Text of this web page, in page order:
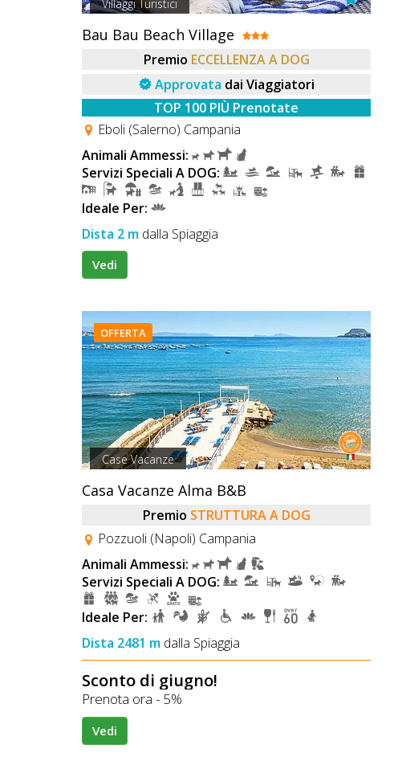
Registrati Villaggi Turistici
Bau Bau Beach Village
Premio ECCELLENZA A DOG
Approvata dai Viaggiatori
TOP 100 PIÙ Prenotate
Eboli (Salerno) Campania
Animali Ammessi:
Servizi Speciali A DOG:
Ideale Per:
Dista 2 m dalla Spiaggia
Vedi
OFFERTA
Case Vacanze
Casa Vacanze Alma B&B
Premio STRUTTURA A DOG
Pozzuoli (Napoli) Campania
Animali Ammessi:
Servizi Speciali A DOG:
Ideale Per:
Dista 2481 m dalla Spiaggia
Sconto di giugno!
Prenota ora - 5%
Vedi